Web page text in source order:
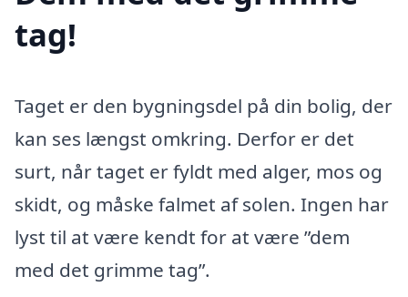
tag!
Taget er den bygningsdel på din bolig, der
kan ses længst omkring. Derfor er det
surt, når taget er fyldt med alger, mos og
skidt, og måske falmet af solen. Ingen har
lyst til at være kendt for at være ”dem
med det grimme tag”.